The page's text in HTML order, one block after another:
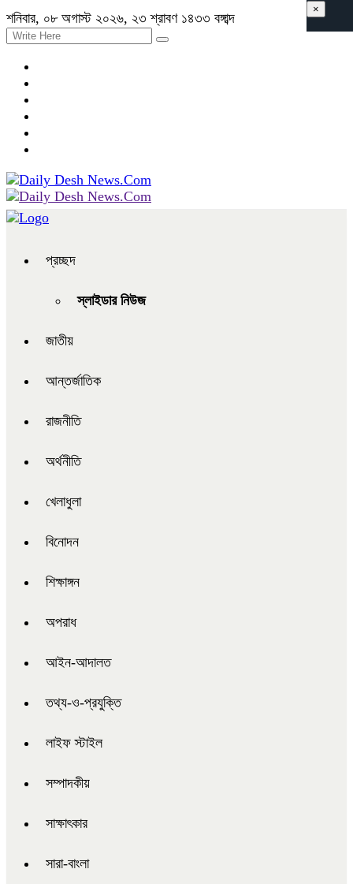
শনিবার, ০৮ অগাস্ট ২০২৬, ২৩ শ্রাবণ ১৪৩৩ বঙ্গাব্দ
প্রচ্ছদ
স্লাইডার নিউজ
জাতীয়
আন্তর্জাতিক
রাজনীতি
অর্থনীতি
খেলাধুলা
বিনোদন
শিক্ষাঙ্গন
অপরাধ
আইন-আদালত
তথ্য-ও-প্রযুক্তি
লাইফ স্টাইল
সম্পাদকীয়
সাক্ষাৎকার
সারা-বাংলা
×